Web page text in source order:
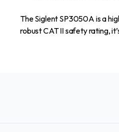
The Siglent SP3050A is a
robust CAT II safety rating,